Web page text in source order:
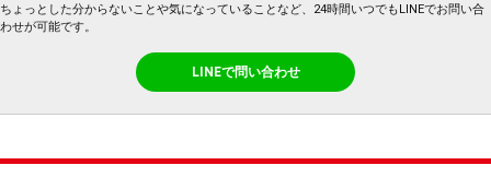
ちょっとした分からないことや気になっていることなど、24時間いつでもLINEでお問い合
わせが可能です。
LINEで問い合わせ